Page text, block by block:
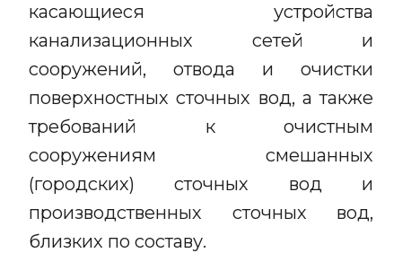
касающиеся устройства
канализационных сетей и
сооружений, отвода и очистки
поверхностных сточных вод, а также
требований к очистным
сооружениям смешанных
(городских) сточных вод и
производственных сточных вод,
близких по составу.